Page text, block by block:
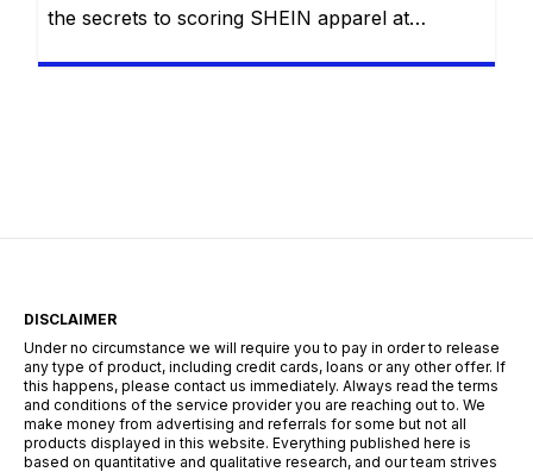
the secrets to scoring SHEIN apparel at
search codes—this guide […]
DISCLAIMER
Under no circumstance we will require you to pay in order to release
any type of product, including credit cards, loans or any other offer. If
this happens, please contact us immediately. Always read the terms
and conditions of the service provider you are reaching out to. We
make money from advertising and referrals for some but not all
products displayed in this website. Everything published here is
based on quantitative and qualitative research, and our team strives